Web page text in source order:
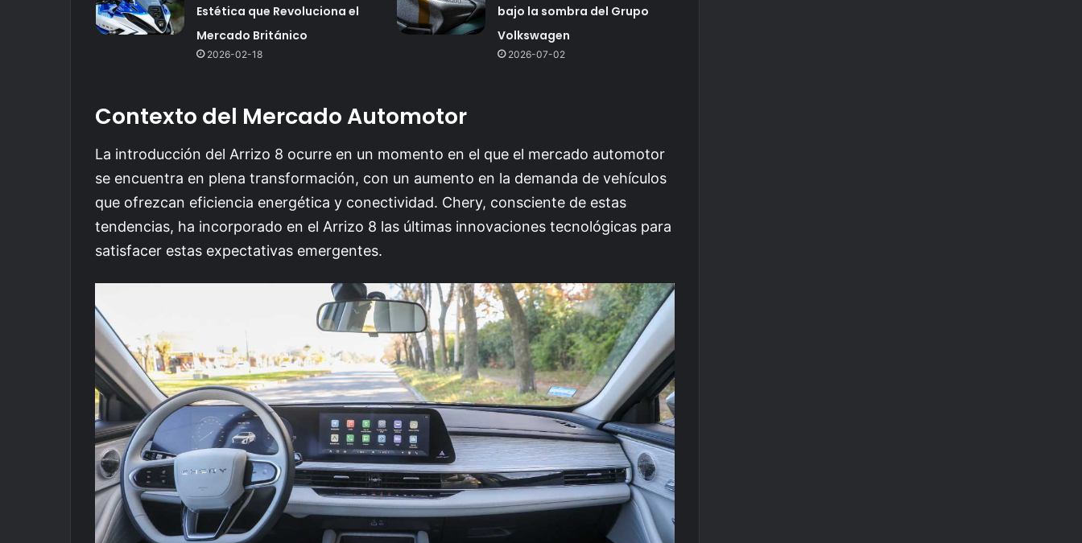
Estética que Revoluciona el
Mercado Británico
2026-02-18
bajo la sombra del Grupo
Volkswagen
2026-07-02
Contexto del Mercado Automotor
La introducción del Arrizo 8 ocurre en un momento en el que el mercado automotor
se encuentra en plena transformación, con un aumento en la demanda de vehículos
que ofrezcan eficiencia energética y conectividad. Chery, consciente de estas
tendencias, ha incorporado en el Arrizo 8 las últimas innovaciones tecnológicas para
satisfacer estas expectativas emergentes.